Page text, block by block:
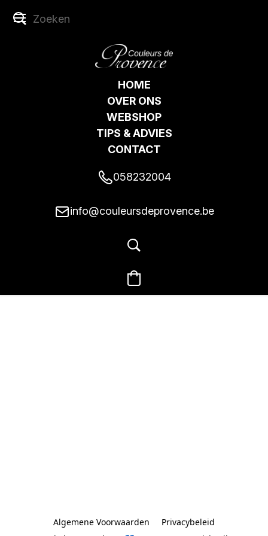
HOME
OVER ONS
WEBSHOP
TIPS & ADVIES
CONTACT
058232004
info@couleursdeprovence.be
Algemene Voorwaarden
Privacybeleid